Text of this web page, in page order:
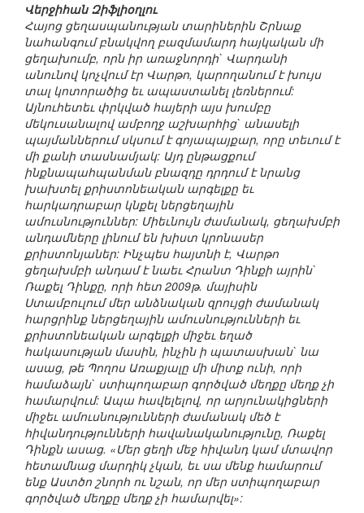
Վերջիհան Զիֆլիօղլու
Հայոց ցեղասպանության տարիներին Շրնաք
նահանգում բնակվող բազմամարդ հայկական մի
ցեղախումբ, որն իր առաջնորդի` Վարդանի
անունով կոչվում էր Վարթո, կարողանում է խույս
տալ կոտորածից եւ ապաստանել լեռներում:
Այնուհետեւ փրկված հայերի այս խումբը
մեկուսանալով ամբողջ աշխարհից` անասելի
պայմաններում սկսում է գոյապայքար, որը տեւում է
մի քանի տասնամյակ: Այդ ընթացքում
ինքնապահպանման բնազդը դրդում է նրանց
խախտել քրիստոնեական արգելքը եւ
հարկադրաբար կնքել ներցեղային
ամուսնություններ: Միեւնույն ժամանակ, ցեղախմբի
անդամները լինում են խիստ կրոնասեր
քրիստոնյաներ: Ինչպես հայտնի է, Վարթո
ցեղախմբի անդամ է նաեւ Հրանտ Դինքի այրին`
Ռաքել Դինքը, որի հետ 2009թ. մայիսին
Ստամբուլում մեր անձնական զրույցի ժամանակ
հարցրինք ներցեղային ամուսնությունների եւ
քրիստոնեական արգելքի միջեւ եղած
հակասության մասին, ինչին ի պատասխան` նա
ասաց, թե Պողոս Առաքյալը մի միտք ունի, որի
համաձայն` ստիպողաբար գործված մեղքը մեղք չի
համարվում: Ապա հավելելով, որ արյունակիցների
միջեւ ամուսնությունների ժամանակ մեծ է
հիվանդությունների հավանականությունը, Ռաքել
Դինքն ասաց. «Մեր ցեղի մեջ հիվանդ կամ մտավոր
հետամնաց մարդիկ չկան, եւ սա մենք համարում
ենք Աստծո շնորհ ու նշան, որ մեր ստիպողաբար
գործված մեղքը մեղք չի համարվել»: